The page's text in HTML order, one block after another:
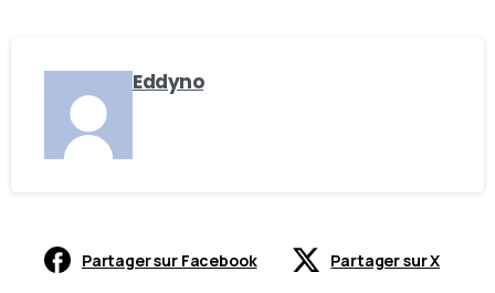
Eddyno
Partager sur Facebook Partager sur X